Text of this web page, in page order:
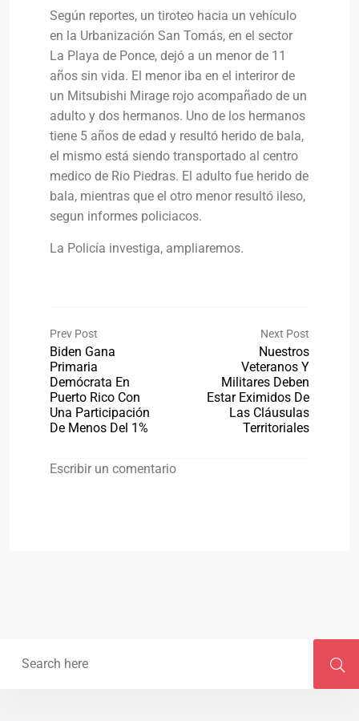
Según reportes, un tiroteo hacia un vehículo
en la Urbanización San Tomás, en el sector
La Playa de Ponce, dejó a un menor de 11
años sin vida. El menor iba en el interiror de
un Mitsubishi Mirage rojo acompañado de un
adulto y dos hermanos. Uno de los hermanos
tiene 5 años de edad y resultó herido de bala,
el mismo está siendo transportado al centro
medico de Rio Piedras. El adulto fue herido de
bala, mientras que el otro menor resultó ileso,
segun informes policiacos.
La Policía investiga, ampliaremos.
Prev Post
Biden Gana
Primaria
Demócrata En
Puerto Rico Con
Una Participación
De Menos Del 1%
Next Post
Nuestros
Veteranos Y
Militares Deben
Estar Eximidos De
Las Cláusulas
Territoriales
Escribir un comentario